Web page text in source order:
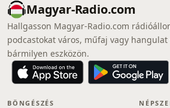
Magyar-Radio.com
Hallgasson Magyar-Radio.com
podcastokat város, műfaj vagy
bármilyen eszközön.
BÖNGÉSZÉS